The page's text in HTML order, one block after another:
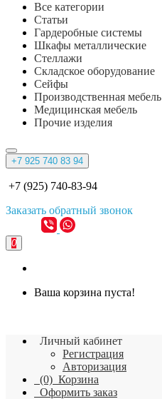
Все категории
Статьи
Гардеробные системы
Шкафы металлические
Стеллажи
Складское оборудование
Сейфы
Производственная мебель
Медицинская мебель
Прочие изделия
+7 925 740 83 94
+7 (925) 740-83-94
Заказать обратный звонок
0
Ваша корзина пуста!
Личный кабинет
Регистрация
Авторизация
(0) Корзина
Оформить заказ